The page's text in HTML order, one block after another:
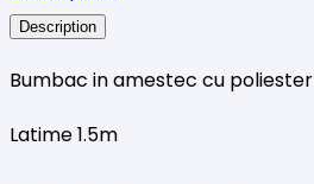
biciclete
Description
Bumbac in amestec cu poliester
Latime 1.5m